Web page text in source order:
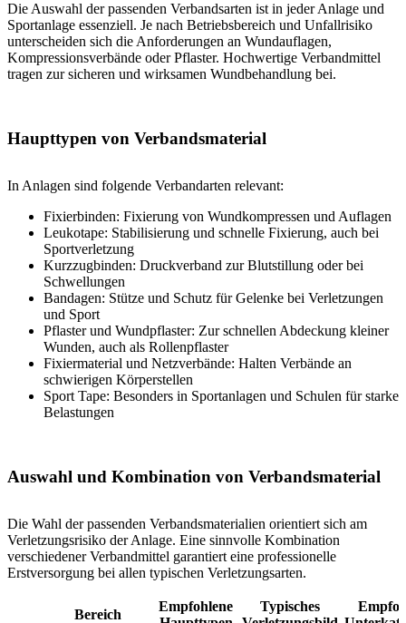
Die Auswahl der passenden Verbandsarten ist in jeder Anlage und
Sportanlage essenziell. Je nach Betriebsbereich und Unfallrisiko
unterscheiden sich die Anforderungen an Wundauflagen,
Kompressionsverbände oder Pflaster. Hochwertige Verbandmittel
tragen zur sicheren und wirksamen Wundbehandlung bei.
Haupttypen von Verbandsmaterial
In Anlagen sind folgende Verbandarten relevant:
Fixierbinden: Fixierung von Wundkompressen und Auflagen
Leukotape: Stabilisierung und schnelle Fixierung, auch bei
Sportverletzung
Kurzzugbinden: Druckverband zur Blutstillung oder bei
Schwellungen
Bandagen: Stütze und Schutz für Gelenke bei Verletzungen
und Sport
Pflaster und Wundpflaster: Zur schnellen Abdeckung kleiner
Wunden, auch als Rollenpflaster
Fixiermaterial und Netzverbände: Halten Verbände an
schwierigen Körperstellen
Sport Tape: Besonders in Sportanlagen und Schulen für starke
Belastungen
Auswahl und Kombination von Verbandsmaterial
Die Wahl der passenden Verbandsmaterialien orientiert sich am
Verletzungsrisiko der Anlage. Eine sinnvolle Kombination
verschiedener Verbandmittel garantiert eine professionelle
Erstversorgung bei allen typischen Verletzungsarten.
Bereich
Empfohlene
Typisches